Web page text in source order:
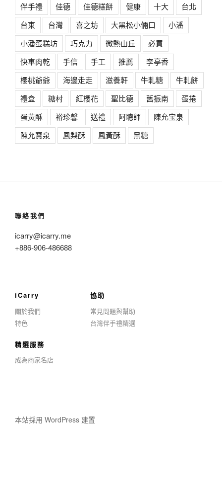
伴手禮
佳德 佳德糕餅 健康 十大
台北
台東
台灣 喜之坊 大黑松小倆口
小潘
小潘蛋糕坊
巧克力 微熱山丘
必買
快車肉乾
手信 手工 推薦
李亭香
櫻桃爺爺
海邊走走 滋養軒 牛軋糖
牛軋餅
禮盒
糖村 紅櫻花 聖比德 舊振南
蛋捲
蛋黃酥
裕珍馨 送禮 阿聰師
陳允宝泉
陳允寶泉
鳳梨酥 鳳黃酥 黑糖
聯絡我們
icarry@icarry.me
+886-906-486688
iCarry
關於我們
特色
協助
常見問題與幫助
台灣伴手禮精選
精選服務
成為商家名店
本站採用 WordPress 建置